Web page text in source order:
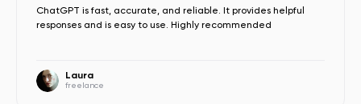
ChatGPT is fast, accurate, and reliable. It provides helpful
responses and is easy to use. Highly recommended
Laura
freelance